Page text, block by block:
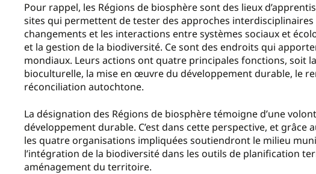
Pour rappel, les Régions de biosphère sont des lieux
sites qui permettent de tester des approches
changements et les interactions entre systèmes sociaux et
et la gestion de la biodiversité. Ce sont des endroits qui
mondiaux. Leurs actions ont quatre principales fonctions, soit
bioculturelle, la mise en œuvre du développement durable, le
réconciliation autochtone.
La désignation des Régions de biosphère témoigne d’une
développement durable. C’est dans cette perspective, et
les quatre organisations impliquées soutiendront le milieu
l’intégration de la biodiversité dans les outils de planification
aménagement du territoire.